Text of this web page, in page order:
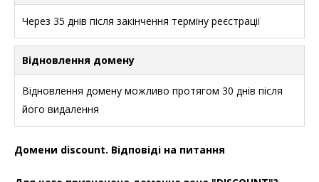
Через 35 днів після закінчення терміну реєстрації
Відновлення домену
Відновлення домену можливо протягом 30 днів після
його видалення
Домени discount. Відповіді на питання